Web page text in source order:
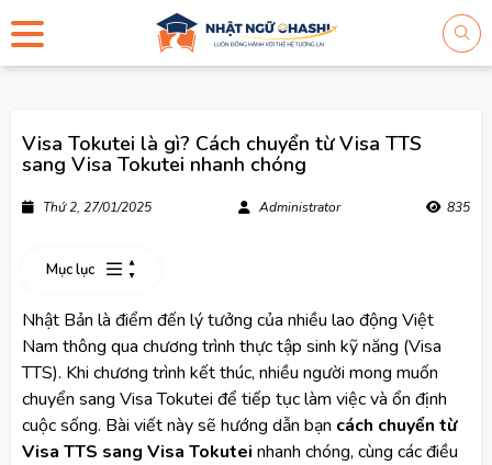
Visa Tokutei là gì? Cách chuyển từ Visa TTS
sang Visa Tokutei nhanh chóng
Thứ 2, 27/01/2025 Administrator 835
Mục lục
Nhật Bản là điểm đến lý tưởng của nhiều lao động Việt
Nam thông qua chương trình thực tập sinh kỹ năng (Visa
TTS). Khi chương trình kết thúc, nhiều người mong muốn
chuyển sang Visa Tokutei để tiếp tục làm việc và ổn định
cuộc sống. Bài viết này sẽ hướng dẫn bạn cách chuyển từ
Visa TTS sang Visa Tokutei nhanh chóng, cùng các điều